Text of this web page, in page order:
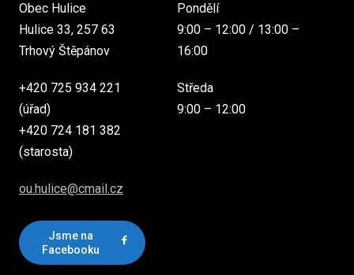
Obec Hulice
Hulice 33, 257 63
Trhový Štěpánov
+420 725 934 221
(úřad)
+420 724 181 382
(starosta)
ou.hulice@cmail.cz
Jsme na
Facebooku
Pondělí
9:00 – 12:00 / 13:00 –
16:00
Středa
9:00 – 12:00